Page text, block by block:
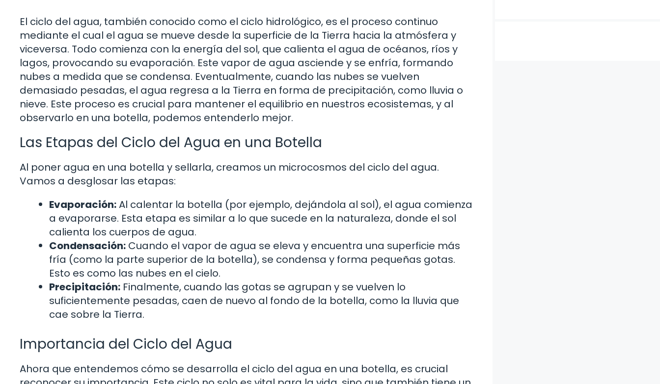
El ciclo del agua, también conocido como el ciclo hidrológico, es el proceso continuo
mediante el cual el agua se mueve desde la superficie de la Tierra hacia la atmósfera y
viceversa. Todo comienza con la energía del sol, que calienta el agua de océanos, ríos y
lagos, provocando su evaporación. Este vapor de agua asciende y se enfría, formando
nubes a medida que se condensa. Eventualmente, cuando las nubes se vuelven
demasiado pesadas, el agua regresa a la Tierra en forma de precipitación, como lluvia o
nieve. Este proceso es crucial para mantener el equilibrio en nuestros ecosistemas, y al
observarlo en una botella, podemos entenderlo mejor.
Las Etapas del Ciclo del Agua en una Botella
Al poner agua en una botella y sellarla, creamos un microcosmos del ciclo del agua.
Vamos a desglosar las etapas:
Evaporación:Al calentar la botella (por ejemplo, dejándola al sol), el agua comienza
a evaporarse. Esta etapa es similar a lo que sucede en la naturaleza, donde el sol
calienta los cuerpos de agua.
Condensación: Cuando el vapor de agua se eleva y encuentra una superficie más
fría (como la parte superior de la botella), se condensa y forma pequeñas gotas.
Esto es como las nubes en el cielo.
Precipitación: Finalmente, cuando las gotas se agrupan y se vuelven lo
suficientemente pesadas, caen de nuevo al fondo de la botella, como la lluvia que
cae sobre la Tierra.
Importancia del Ciclo del Agua
Ahora que entendemos cómo se desarrolla el ciclo del agua en una botella, es crucial